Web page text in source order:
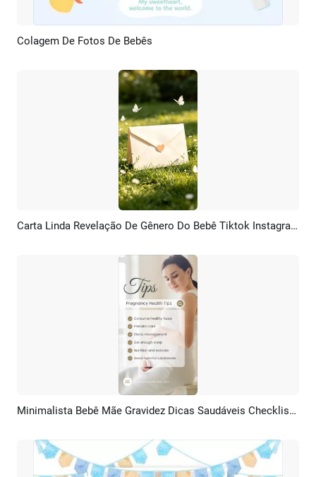
Pré-visualizar
Colagem De Fotos De Bebês
Pré-visualizar Personalizar Carta Linda Revelação De Gênero Do Bebê Tiktok Instagram Reel
Pré-visualizar Criar IA Minimalista Bebê Mãe Gravidez Dicas Saudáveis Checklist Business Instagram Story